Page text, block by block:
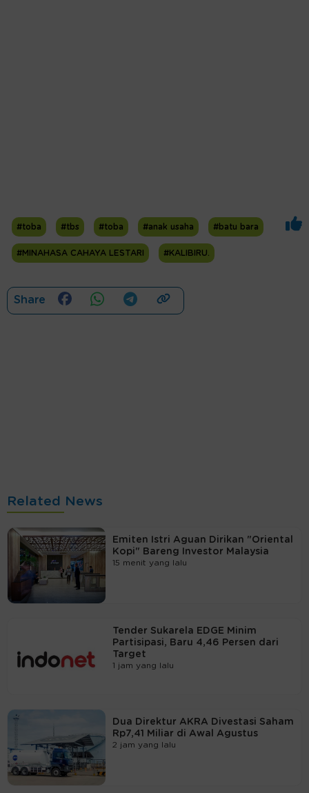
#toba #tbs #toba #anak usaha #batu bara
#MINAHASA CAHAYA LESTARI #KALIBIRU.
Share
Related News
Emiten Istri Aguan Dirikan "Oriental
Kopi" Bareng Investor Malaysia
15 menit yang lalu
Tender Sukarela EDGE Minim
Partisipasi, Baru 4,46 Persen dari
Target
1 jam yang lalu
Dua Direktur AKRA Divestasi Saham
Rp7,41 Miliar di Awal Agustus
2 jam yang lalu